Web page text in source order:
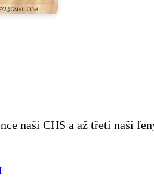
naší CHS a až třetí naší